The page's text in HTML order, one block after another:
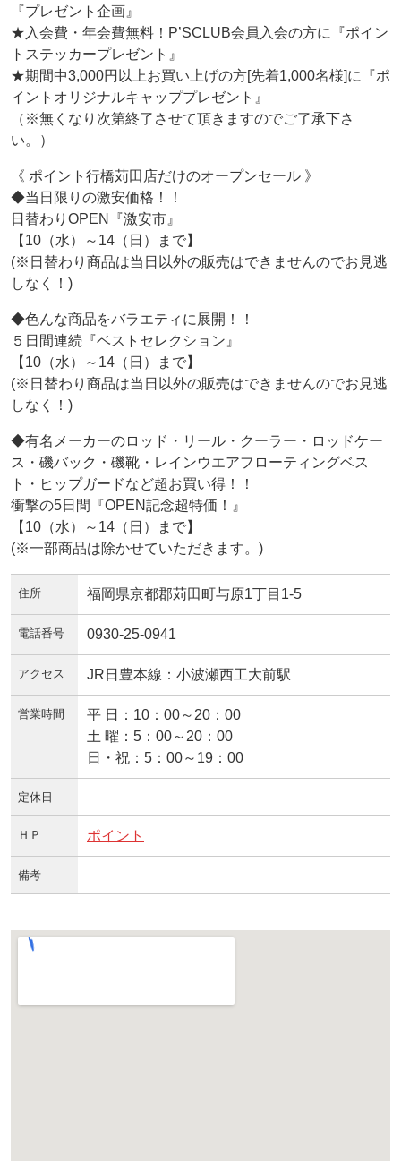
『プレゼント企画』
★入会費・年会費無料！P’SCLUB会員入会の方に『ポイン
トステッカープレゼント』
★期間中3,000円以上お買い上げの方[先着1,000名様]に『ポ
イントオリジナルキャッププレゼント』
（※無くなり次第終了させて頂きますのでご了承下さ
い。）
《 ポイント行橋苅田店だけのオープンセール 》
◆当日限りの激安価格！！
日替わりOPEN『激安市』
【10（水）～14（日）まで】
(※日替わり商品は当日以外の販売はできませんのでお見逃
しなく！)
◆色んな商品をバラエティに展開！！
５日間連続『ベストセレクション』
【10（水）～14（日）まで】
(※日替わり商品は当日以外の販売はできませんのでお見逃
しなく！)
◆有名メーカーのロッド・リール・クーラー・ロッドケー
ス・磯バック・磯靴・レインウエアフローティングベス
ト・ヒップガードなど超お買い得！！
衝撃の5日間『OPEN記念超特価！』
【10（水）～14（日）まで】
(※一部商品は除かせていただきます。)
住所 福岡県京都郡苅田町与原1丁目1-5
電話番号 0930-25-0941
アクセス JR日豊本線：小波瀬西工大前駅
営業時間
平 日：10：00～20：00
土 曜：5：00～20：00
日・祝：5：00～19：00
定休日
ＨＰ ポイント
備考